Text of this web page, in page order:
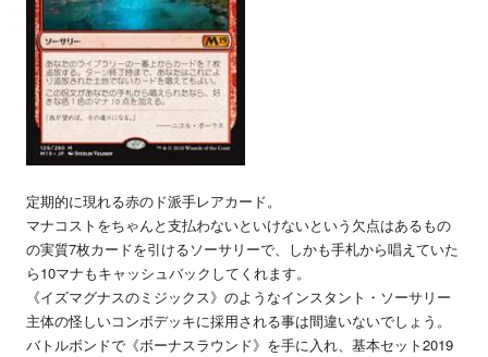
定期的に現れる赤のド派手レアカード。
マナコストをちゃんと支払わないといけないという欠点はあるもの
の実質7枚カードを引けるソーサリーで、しかも手札から唱えていた
ら10マナもキャッシュバックしてくれます。
《イズマグナスのミジックス》のようなインスタント・ソーサリー
主体の怪しいコンボデッキに採用される事は間違いないでしょう。
バトルボンドで《ボーナスラウンド》を手に入れ、基本セット2019